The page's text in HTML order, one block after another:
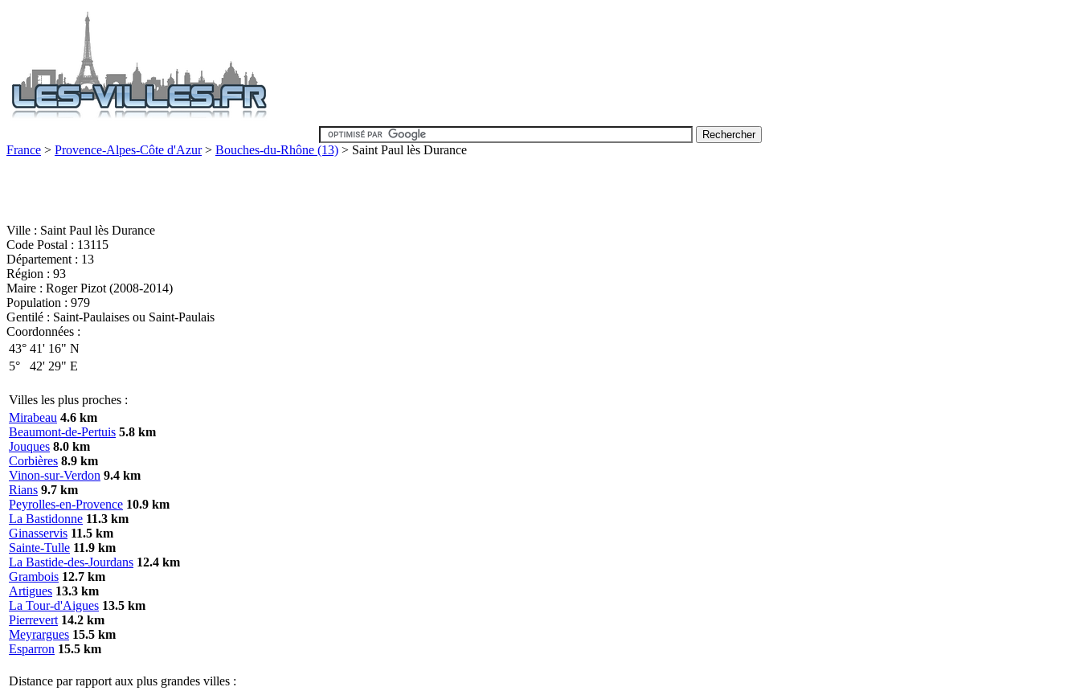
France > Provence-Alpes-Côte d'Azur> Bouches-du-Rhône (13) > Saint Paul lès Durance
Ville : Saint Paul lès Durance
Code Postal : 13115
Département : 13
Région : 93
Maire : Roger Pizot (2008-2014)
Population : 979
Gentilé : Saint-Paulaises ou Saint-Paulais
Coordonnées :
43° 41' 16" N
5°
42' 29" E
Villes les plus proches :
Mirabeau 4.6 km
Beaumont-de-Pertuis 5.8 km
Jouques 8.0 km
Corbières 8.9 km
Vinon-sur-Verdon 9.4 km
Rians 9.7 km
Peyrolles-en-Provence 10.9 km
La Bastidonne 11.3 km
Ginasservis 11.5 km
Sainte-Tulle 11.9 km
La Bastide-des-Jourdans 12.4 km
Grambois 12.7 km
Artigues 13.3 km
La Tour-d'Aigues 13.5 km
Pierrevert 14.2 km
Meyrargues 15.5 km
Esparron 15.5 km
Distance par rapport aux plus grandes villes :